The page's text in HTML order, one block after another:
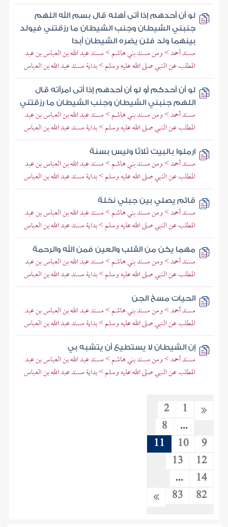
لو أن أحدهم إذا أتى أهله قال بسم الله اللهم
جنبني الشيطان وجنب الشيطان ما رزقتني فيولد
بينهما ولد فلن يضره الشيطان أبدا
مسند أحمد > ومن مسند بني هاشم > مسند عبد الله بن العباس بن عبد
المطلب عن النبي صلى الله عليه وسلم > بداية مسند عبد الله بن العباس
لو أن أحدكم أو لو أن أحدهم إذا أتى امرأته قال
اللهم جنبني الشيطان وجنب الشيطان ما رزقتني
مسند أحمد > ومن مسند بني هاشم > مسند عبد الله بن العباس بن عبد
المطلب عن النبي صلى الله عليه وسلم > بداية مسند عبد الله بن العباس
ارملوا بالبيت ثلاثا وليس بسنة
مسند أحمد > ومن مسند بني هاشم > مسند عبد الله بن العباس بن عبد
المطلب عن النبي صلى الله عليه وسلم > بداية مسند عبد الله بن العباس
قائم يصلي بين جبلي نخلة
مسند أحمد > ومن مسند بني هاشم > مسند عبد الله بن العباس بن عبد
المطلب عن النبي صلى الله عليه وسلم > بداية مسند عبد الله بن العباس
مهما يكن من القلب والعين فمن الله والرحمة
مسند أحمد > ومن مسند بني هاشم > مسند عبد الله بن العباس بن عبد
المطلب عن النبي صلى الله عليه وسلم > بداية مسند عبد الله بن العباس
الحيات مسخ الجن
مسند أحمد > ومن مسند بني هاشم > مسند عبد الله بن العباس بن عبد
المطلب عن النبي صلى الله عليه وسلم > بداية مسند عبد الله بن العباس
إن الشيطان لا يستطيع أن يتشبه بي
مسند أحمد > ومن مسند بني هاشم > مسند عبد الله بن العباس بن عبد
المطلب عن النبي صلى الله عليه وسلم > بداية مسند عبد الله بن العباس
1
2
...
8
9
10
11
12
13
14
...
82
83